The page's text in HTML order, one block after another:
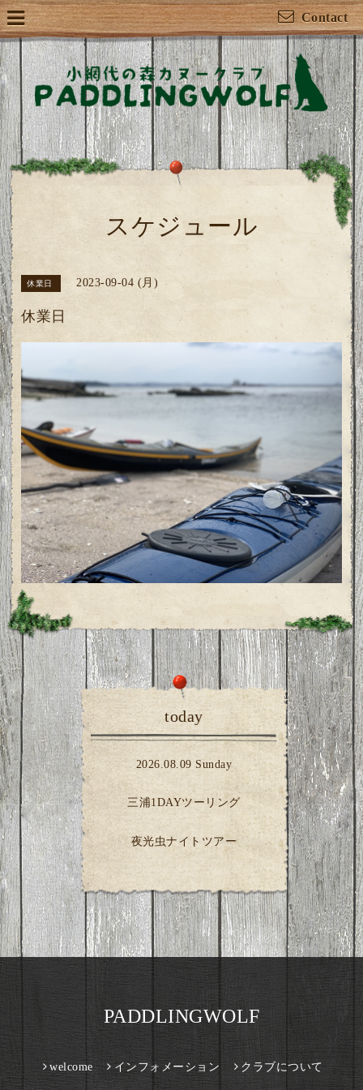
Contact
スケジュール
休業日 2023-09-04 (月)
休業日
today
2026.08.09 Sunday
三浦1DAYツーリング
夜光虫ナイトツアー
PADDLINGWOLF
welcome インフォメーション クラブについて